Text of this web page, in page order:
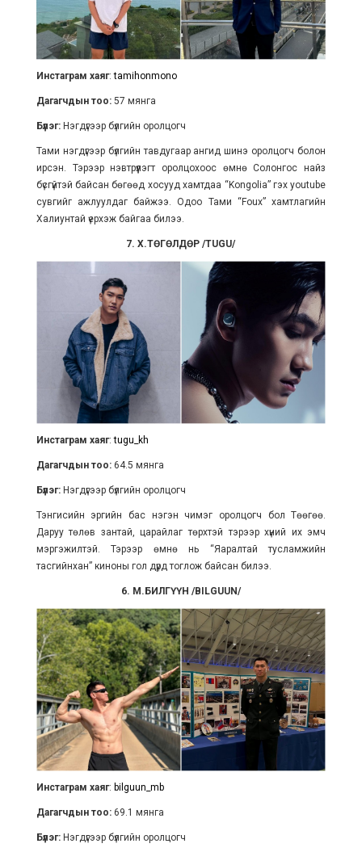
Инстаграм хаяг:tamihonmono
Дагагчдын тоо: 57 мянга
Бүлэг: Нэгдүгээр бүлгийн оролцогч
Тами нэгдүгээр бүлгийн тавдугаар ангид шинэ оролцогч болон
ирсэн. Тэрээр нэвтрүүлэгт оролцохоос өмнө Солонгос найз
бүсгүйтэй байсан бөгөөд хосууд хамтдаа “Kongolia” гэх youtube
сувгийг ажлуулдаг байжээ. Одоо Тами “Foux” хамтлагийн
Халиунтай үерхэж байгаа билээ.
7. Х.ТӨГӨЛДӨР /TUGU/
Инстаграм хаяг:tugu_kh
Дагагчдын тоо: 64.5 мянга
Бүлэг: Нэгдүгээр бүлгийн оролцогч
Тэнгисийн эргийн бас нэгэн чимэг оролцогч бол Төөгөө.
Даруу төлөв зантай, царайлаг төрхтэй тэрээр хүний их эмч
мэргэжилтэй. Тэрээр өмнө нь “Яаралтай тусламжийн
тасгийнхан” киноны гол дүрд тоглож байсан билээ.
6. М.БИЛГҮҮН /BILGUUN/
Инстаграм хаяг: bilguun_mb
Дагагчдын тоо: 69.1 мянга
Бүлэг: Нэгдүгээр бүлгийн оролцогч